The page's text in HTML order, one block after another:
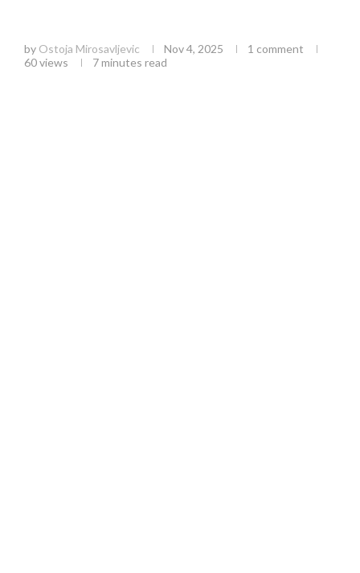
by Ostoja Mirosavljevic Nov 4, 2025
1 comment
60views 7 minutes read